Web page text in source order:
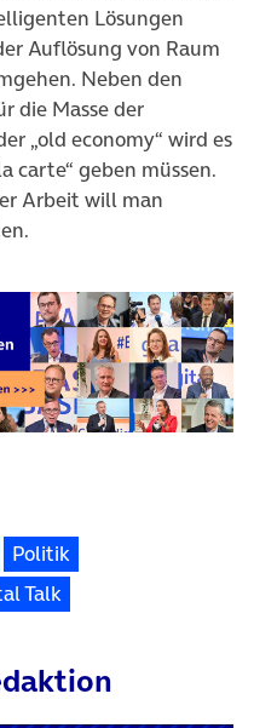
Lösungen
Auflösung von Raum
Neben den
die Masse der
„old economy“ wird es
carte“ geben müssen.
Arbeit will man
Politik
Talk